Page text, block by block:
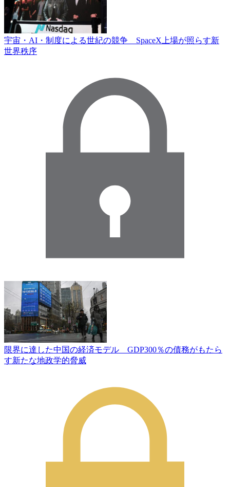
宇宙・AI・制度による世紀の競争 SpaceX上場が照らす新
世界秩序
限界に達した中国の経済モデル GDP300％の債務がもたら
す新たな地政学的脅威